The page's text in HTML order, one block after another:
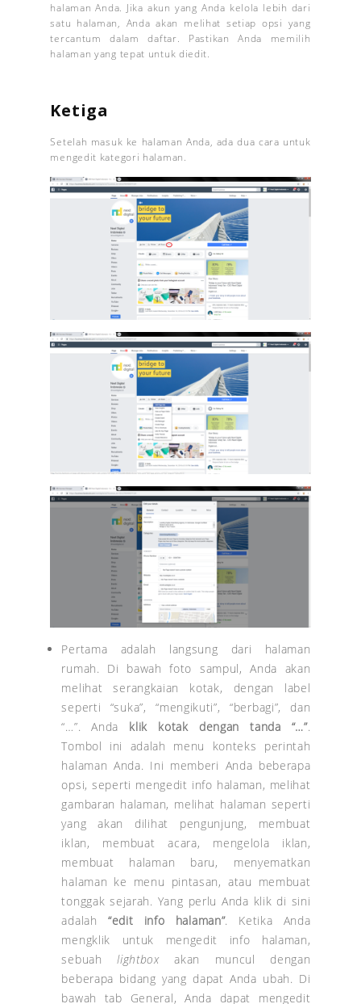
halaman Anda. Jika akun yang Anda kelola lebih dari
satu halaman, Anda akan melihat setiap opsi yang
tercantum dalam daftar. Pastikan Anda memilih
halaman yang tepat untuk diedit.
Ketiga
Setelah masuk ke halaman Anda, ada dua cara untuk
mengedit kategori halaman.
Pertama adalah langsung dari halaman
rumah. Di bawah foto sampul, Anda akan
melihat serangkaian kotak, dengan label
seperti “suka”, “mengikuti”, “berbagi”, dan
“…”. Anda klik kotak dengan tanda “…”.
Tombol ini adalah menu konteks perintah
halaman Anda. Ini memberi Anda beberapa
opsi, seperti mengedit info halaman, melihat
gambaran halaman, melihat halaman seperti
yang akan dilihat pengunjung, membuat
iklan, membuat acara, mengelola iklan,
membuat halaman baru, menyematkan
halaman ke menu pintasan, atau membuat
tonggak sejarah. Yang perlu Anda klik di sini
adalah “edit info halaman”. Ketika Anda
mengklik untuk mengedit info halaman,
sebuahlightboxakan muncul dengan
beberapa bidang yang dapat Anda ubah. Di
bawah tab General, Anda dapat mengedit